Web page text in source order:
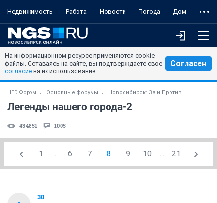
Недвижимость Работа Новости Погода Дом
На информационном ресурсе применяются cookie-
файлы. Оставаясь на сайте, вы подтверждаете свое
согласие на их использование.
Согласен
НГС.Форум Основные форумы Новосибирск: За и Против
Легенды нашего города-2
434851 1005
1 ... 6 7 8 9 10 ... 21
30